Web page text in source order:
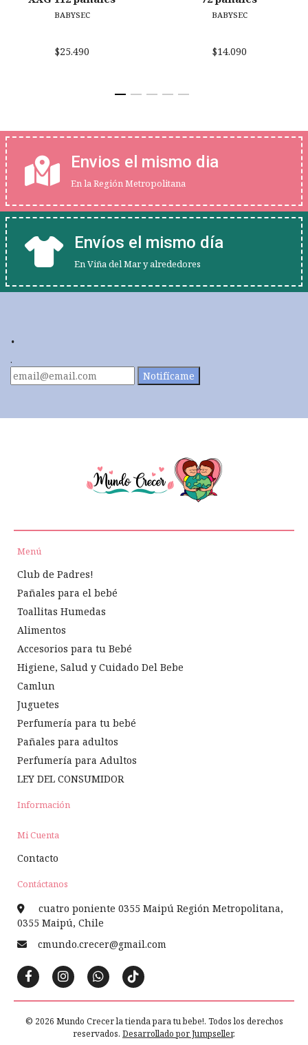
BABYSEC
$25.490
BABYSEC
$14.090
Envios el mismo dia
En la Región Metropolitana
Envíos el mismo día
En Viña del Mar y alrededores
.
.
Notifícame
Menú
Club de Padres!
Pañales para el bebé
Toallitas Humedas
Alimentos
Accesorios para tu Bebé
Higiene, Salud y Cuidado Del Bebe
Camlun
Juguetes
Perfumería para tu bebé
Pañales para adultos
Perfumería para Adultos
LEY DEL CONSUMIDOR
Información
Mi Cuenta
Contacto
Contáctanos
cuatro poniente 0355 Maipú Región Metropolitana,
0355 Maipú, Chile
cmundo.crecer@gmail.com
© 2026 Mundo Crecer la tienda para tu bebe!. Todos los derechos
reservados. Desarrollado por Jumpseller.